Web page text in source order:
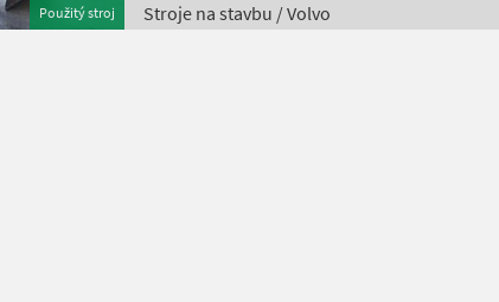
Použitý stroj Stroje na stavbu / Volvo